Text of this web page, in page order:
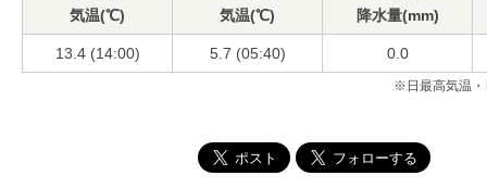
気温(℃)
気温(℃)
降水量(mm)
13.4 (14:00) 5.7 (05:40) 0.0
※日最高気温・